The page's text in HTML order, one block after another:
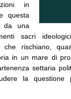
in
questa
da una
sacri
che rischiano,
in un mare di
settaria
la questione